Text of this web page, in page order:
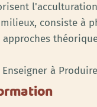
consiste à
à